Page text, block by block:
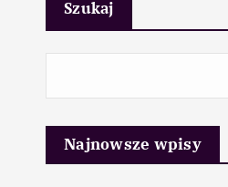
Szukaj
Najnowsze wpisy